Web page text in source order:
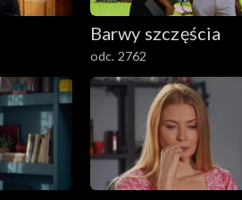
Barwy szczęścia
odc. 2762